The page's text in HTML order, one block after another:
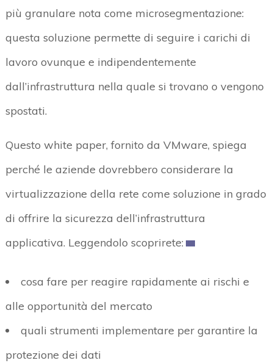
più granulare nota come microsegmentazione:
questa soluzione permette di seguire i carichi di
lavoro ovunque e indipendentemente
dall’infrastruttura nella quale si trovano o vengono
spostati.
Questo white paper, fornito da VMware, spiega
perché le aziende dovrebbero considerare la
virtualizzazione della rete come soluzione in grado
di offrire la sicurezza dell’infrastruttura
applicativa. Leggendolo scoprirete:
cosa fare per reagire rapidamente ai rischi e
alle opportunità del mercato
quali strumenti implementare per garantire la
protezione dei dati